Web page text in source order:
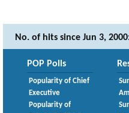
No. of hits since Jun 3,
POP Polls
Popularity of Chief
Executive
Popularity of